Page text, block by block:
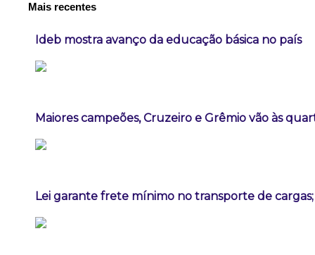
Mais recentes
Ideb mostra avanço da educação básica no país
Maiores campeões, Cruzeiro e Grêmio vão às
Lei garante frete mínimo no transporte de